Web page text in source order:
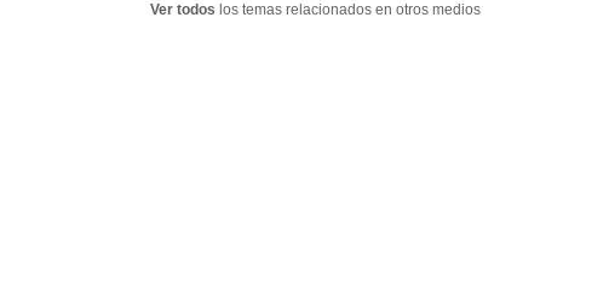
Ver todos los temas relacionados en otros medios